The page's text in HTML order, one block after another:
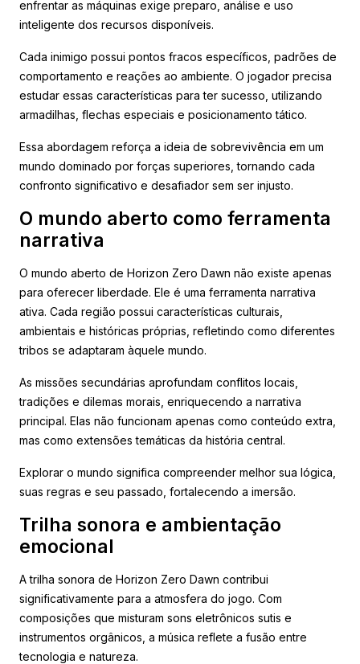
enfrentar as máquinas exige preparo, análise e uso
inteligente dos recursos disponíveis.
Cada inimigo possui pontos fracos específicos, padrões de
comportamento e reações ao ambiente. O jogador precisa
estudar essas características para ter sucesso, utilizando
armadilhas, flechas especiais e posicionamento tático.
Essa abordagem reforça a ideia de sobrevivência em um
mundo dominado por forças superiores, tornando cada
confronto significativo e desafiador sem ser injusto.
O mundo aberto como ferramenta
narrativa
O mundo aberto de Horizon Zero Dawn não existe apenas
para oferecer liberdade. Ele é uma ferramenta narrativa
ativa. Cada região possui características culturais,
ambientais e históricas próprias, refletindo como diferentes
tribos se adaptaram àquele mundo.
As missões secundárias aprofundam conflitos locais,
tradições e dilemas morais, enriquecendo a narrativa
principal. Elas não funcionam apenas como conteúdo extra,
mas como extensões temáticas da história central.
Explorar o mundo significa compreender melhor sua lógica,
suas regras e seu passado, fortalecendo a imersão.
Trilha sonora e ambientação
emocional
A trilha sonora de Horizon Zero Dawn contribui
significativamente para a atmosfera do jogo. Com
composições que misturam sons eletrônicos sutis e
instrumentos orgânicos, a música reflete a fusão entre
tecnologia e natureza.